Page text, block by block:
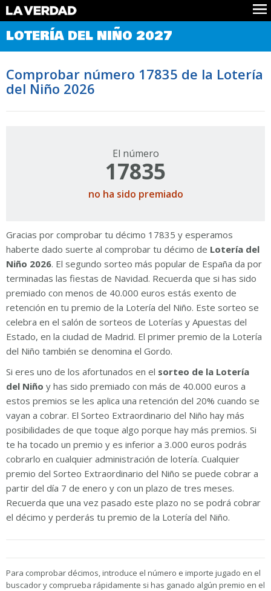
Comprobar Loteria del Niño
Premios
Noticias
Datos
Historia
LOTERÍA DEL NIÑO 2027
Comprobar número 17835 de la Lotería
del Niño 2026
El número
17835
no ha sido premiado
Gracias por comprobar tu décimo 17835 y esperamos
haberte dado suerte al comprobar tu décimo de Lotería del
Niño 2026. El segundo sorteo más popular de España da por
terminadas las fiestas de Navidad. Recuerda que si has sido
premiado con menos de 40.000 euros estás exento de
retención en tu premio de la Lotería del Niño. Este sorteo se
celebra en el salón de sorteos de Loterías y Apuestas del
Estado, en la ciudad de Madrid. El primer premio de la Lotería
del Niño también se denomina el Gordo.
Si eres uno de los afortunados en el sorteo de la Lotería
del Niño y has sido premiado con más de 40.000 euros a
estos premios se les aplica una retención del 20% cuando se
vayan a cobrar. El Sorteo Extraordinario del Niño hay más
posibilidades de que toque algo porque hay más premios. Si
te ha tocado un premio y es inferior a 3.000 euros podrás
cobrarlo en cualquier administración de lotería. Cualquier
premio del Sorteo Extraordinario del Niño se puede cobrar a
partir del día 7 de enero y con un plazo de tres meses.
Recuerda que una vez pasado este plazo no se podrá cobrar
el décimo y perderás tu premio de la Lotería del Niño.
Para comprobar décimos, introduce el número e importe jugado en el
buscador y comprueba rápidamente si has ganado algún premio en el